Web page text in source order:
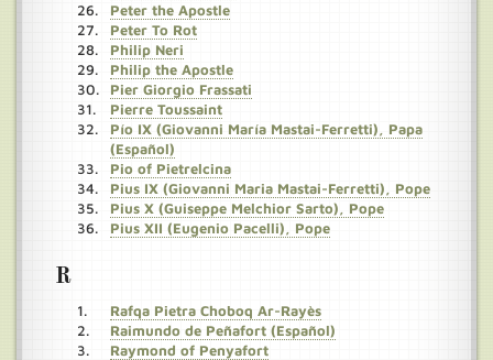
Peter the Apostle
Peter To Rot
Philip Neri
Philip the Apostle
Pier Giorgio Frassati
Pierre Toussaint
Pío IX (Giovanni María Mastai-Ferretti), Papa
(Español)
Pio of Pietrelcina
Pius IX (Giovanni Maria Mastai-Ferretti), Pope
Pius X (Guiseppe Melchior Sarto), Pope
Pius XII (Eugenio Pacelli), Pope
R
Rafqa Pietra Choboq Ar-Rayès
Raimundo de Peñafort (Español)
Raymond of Penyafort